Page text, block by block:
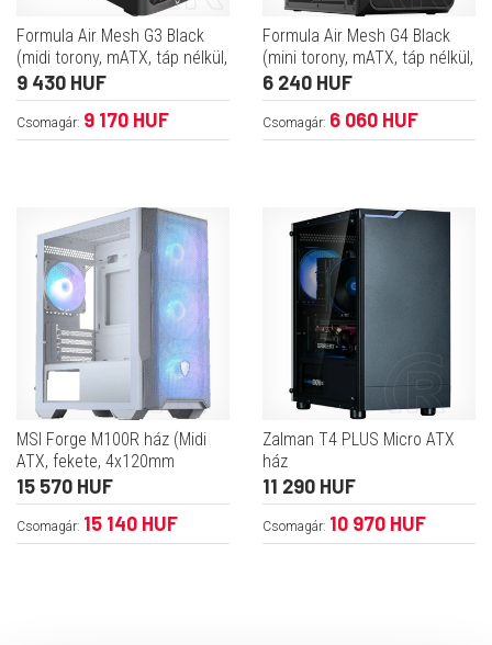
Formula Air Mesh G3 Black
(midi torony, mATX, táp nélkül,
fekete-fehér)
9 430 HUF
Csomagár: 9 170 HUF
Formula Air Mesh G4 Black
(mini torony, mATX, táp nélkül,
fekete)
6 240 HUF
Csomagár: 6 060 HUF
MSI Forge M100R ház (Midi
ATX, fekete, 4x120mm
ventilátor, táp nélkül)
15 570 HUF
Csomagár: 15 140 HUF
Zalman T4 PLUS Micro ATX
ház
11 290 HUF
Csomagár: 10 970 HUF